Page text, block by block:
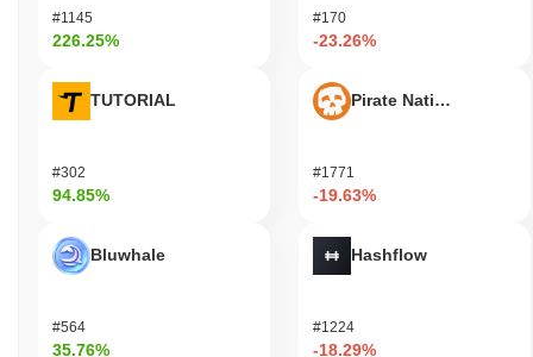
PEPE World 的价格范围历史是什么?
历史最高价(ATH):
历史最低价(ATL):
与更广泛的加密市场相比,PEPE World 的表现如何?
在过去7天里,PEPE World 上涨了 0.00%,表现不及整体加密市场
其上涨了0.30% 。这表明相对于更广泛的市场势头,PEPE 的价格
#1145
226.25%
TUTORIAL
#302
94.85%
Bluwhale
#564
35.76%
#170
-23.26%
Pirate Nation Token
#1771
-19.63%
Hashflow
#1224
-18.29%